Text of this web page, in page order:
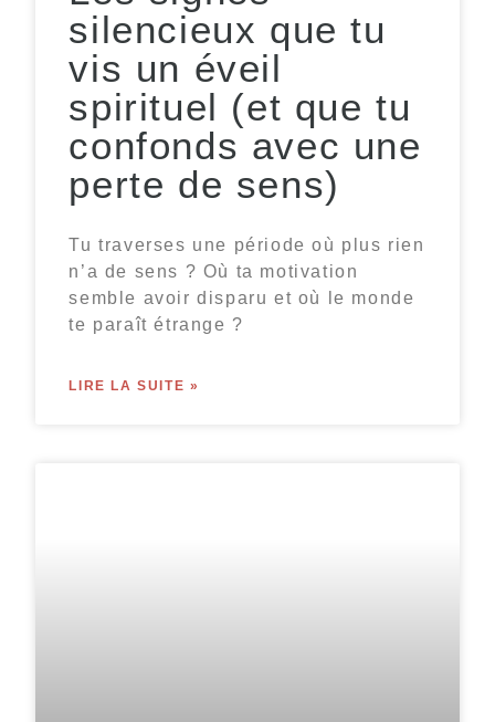
silencieux que tu
vis un éveil
spirituel (et que tu
confonds avec une
perte de sens)
Tu traverses une période où plus rien
n’a de sens ? Où ta motivation
semble avoir disparu et où le monde
te paraît étrange ?
LIRE LA SUITE »